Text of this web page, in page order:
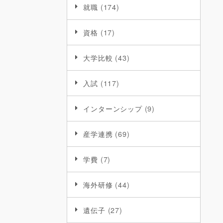
就職 (174)
資格 (17)
大学比較 (43)
入試 (117)
インターンシップ(9)
産学連携 (69)
学費 (7)
海外研修 (44)
遺伝子 (27)